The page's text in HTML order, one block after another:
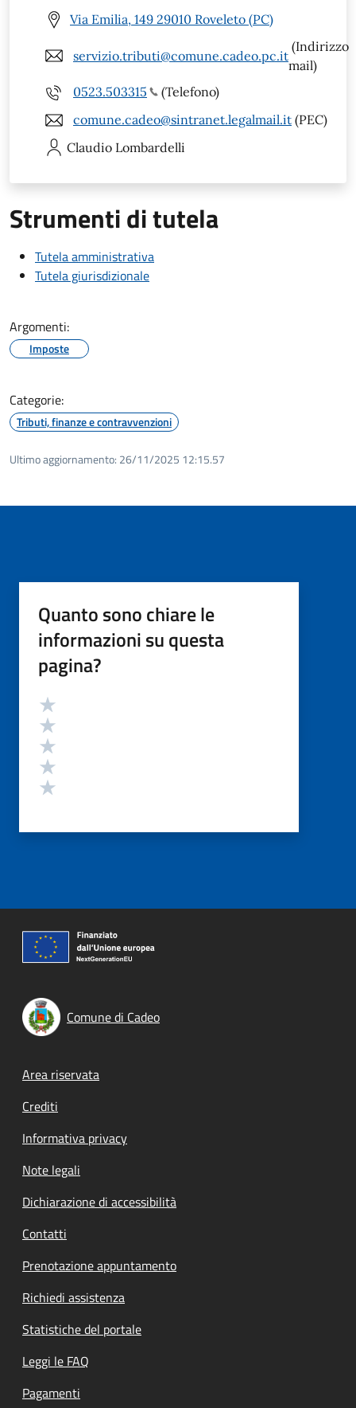
Via Emilia, 149 29010 Roveleto (PC)
servizio.tributi@comune.cadeo.pc.it
(Indirizzo
mail)
0523.503315
(Telefono)
comune.cadeo@sintranet.legalmail.it (PEC)
Claudio Lombardelli
Strumenti di tutela
Tutela amministrativa
Tutela giurisdizionale
Argomenti:
Imposte
Categorie:
Tributi, finanze e contravvenzioni
Ultimo aggiornamento: 26/11/2025 12:15.57
Quanto sono chiare le
informazioni su questa
pagina?
Valutazione
Comune di Cadeo
Footer menu
Area riservata
Crediti
Informativa privacy
Note legali
Dichiarazione di accessibilità
Contatti
Prenotazione appuntamento
Richiedi assistenza
Statistiche del portale
Leggi le FAQ
Pagamenti